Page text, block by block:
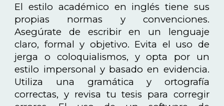
El estilo académico en inglés tiene sus
propias normas y convenciones.
Asegúrate de escribir en un lenguaje
claro, formal y objetivo. Evita el uso de
jerga o coloquialismos, y opta por un
estilo impersonal y basado en evidencia.
Utiliza una gramática y ortografía
correctas, y revisa tu tesis para corregir